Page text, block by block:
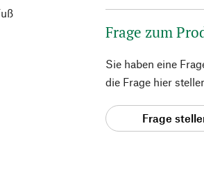
Frage zum
Sie haben eine
die Frage hier
Frage